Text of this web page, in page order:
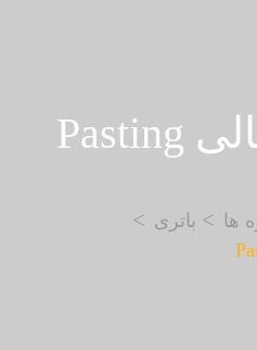
کاغذ خمیر مالی Pasting
ها
باتری